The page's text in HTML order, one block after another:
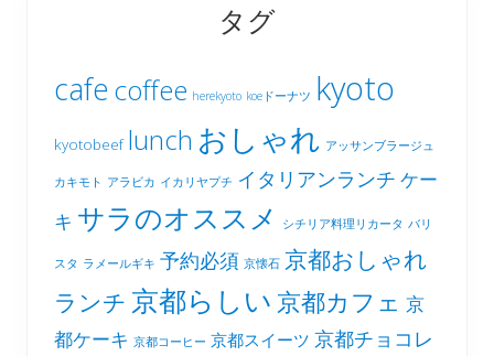
タグ
cafe coffee herekyoto koeドーナツ kyoto
kyotobeef lunch おしゃれ アッサンブラージュ
カキモト アラビカ イカリヤプチ イタリアンランチ ケー
キ サラのオススメ シチリア料理リカータ バリ
スタ ラメールギキ 予約必須 京懐石 京都おしゃれ
ランチ 京都らしい 京都カフェ 京
都ケーキ 京都コーヒー 京都スイーツ 京都チョコレ